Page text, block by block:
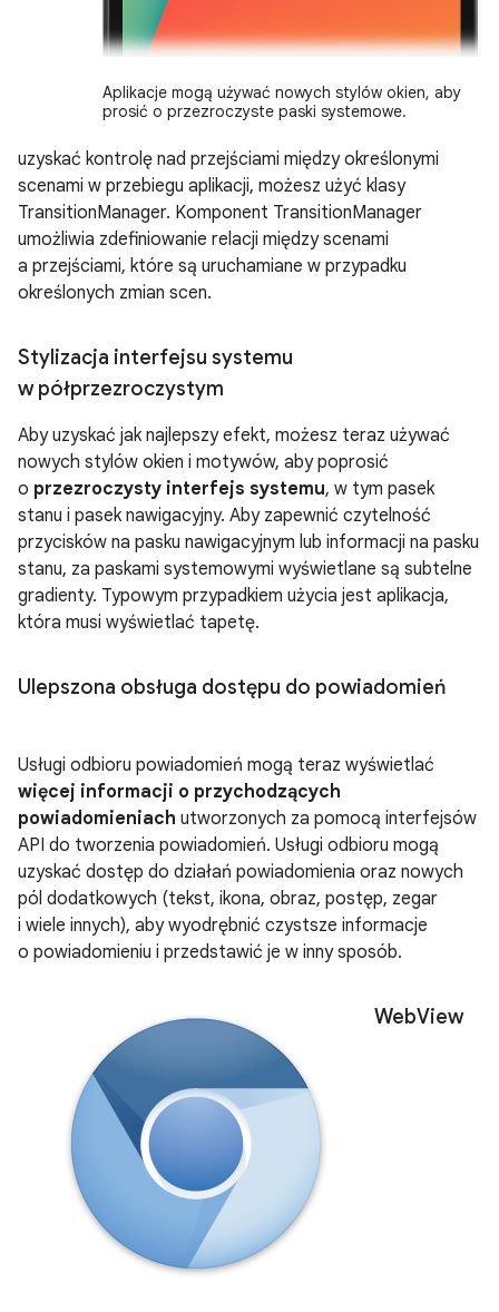
Aplikacje mogą używać nowych stylów okien, aby
prosić o przezroczyste paski systemowe.
uzyskać kontrolę nad przejściami między określonymi
scenami w przebiegu aplikacji, możesz użyć klasy
TransitionManager. Komponent TransitionManager
umożliwia zdefiniowanie relacji między scenami
a przejściami, które są uruchamiane w przypadku
określonych zmian scen.
Stylizacja interfejsu systemu
w półprzezroczystym
Aby uzyskać jak najlepszy efekt, możesz teraz używać
nowych stylów okien i motywów, aby poprosić
o przezroczysty interfejs systemu, w tym pasek
stanu i pasek nawigacyjny. Aby zapewnić czytelność
przycisków na pasku nawigacyjnym lub informacji na pasku
stanu, za paskami systemowymi wyświetlane są subtelne
gradienty. Typowym przypadkiem użycia jest aplikacja,
która musi wyświetlać tapetę.
Ulepszona obsługa dostępu do powiadomień
Usługi odbioru powiadomień mogą teraz wyświetlać
więcej informacji o przychodzących
powiadomieniach utworzonych za pomocą interfejsów
API do tworzenia powiadomień. Usługi odbioru mogą
uzyskać dostęp do działań powiadomienia oraz nowych
pól dodatkowych (tekst, ikona, obraz, postęp, zegar
i wiele innych), aby wyodrębnić czystsze informacje
o powiadomieniu i przedstawić je w inny sposób.
WebView